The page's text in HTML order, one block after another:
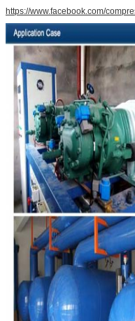
तेल हीटर
तेल विभाजक
तेल तापमान नियंत्रक
तेल स्तर नियंत्रक
https://www.facebook.com/